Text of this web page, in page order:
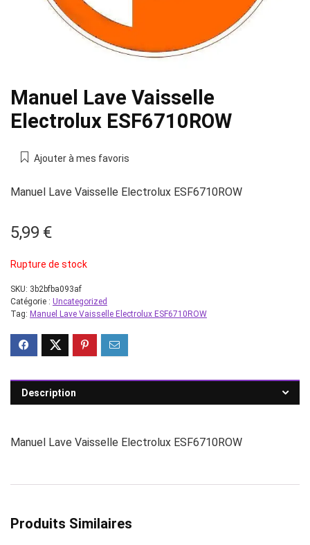
Manuel Lave Vaisselle
Electrolux ESF6710ROW
Ajouter à mes favoris
Manuel Lave Vaisselle Electrolux ESF6710ROW
5,99 €
Rupture de stock
SKU: 3b2bfba093af
Catégorie : Uncategorized
Tag: Manuel Lave Vaisselle Electrolux ESF6710ROW
Description
Manuel Lave Vaisselle Electrolux ESF6710ROW
Produits Similaires